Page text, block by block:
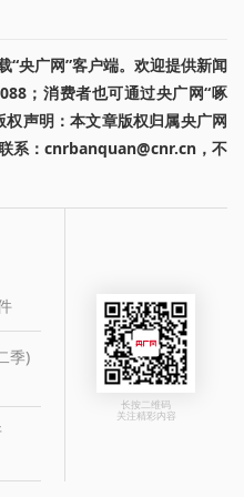
“央广网”客户端。欢迎提供新闻
；消费者也可通过央广网“啄
声明：本文章版权归属央广网
系：cnrbanquan@cnr.cn，不
季)
长按二维码
关注精彩内容